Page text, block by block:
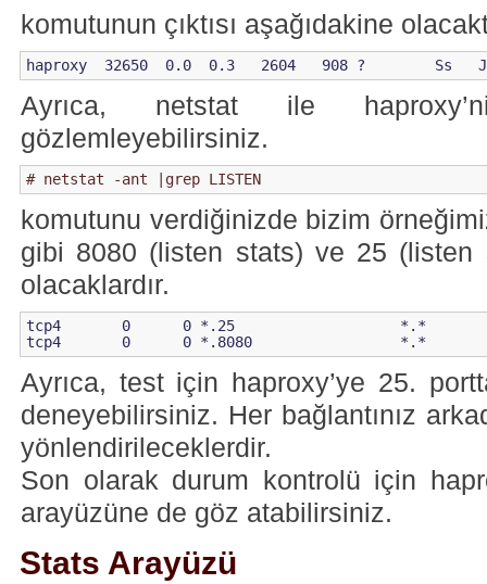
komutunun çıktısı aşağıdakine
haproxy  32650  0.0  0.3   2604   908 ?        Ss
Ayrıca, netstat ile
gözlemleyebilirsiniz.
# netstat -ant |grep LISTEN
komutunu verdiğinizde bizim
gibi 8080 (listen stats) ve 25 (listen
olacaklardır.
tcp4       0      0 *.25                   *.*
tcp4       0      0 *.8080                 *.*
Ayrıca, test için haproxy’ye 25.
deneyebilirsiniz. Her bağlantınız
yönlendirileceklerdir.
Son olarak durum kontrolü için
arayüzüne de göz atabilirsiniz.
Stats Arayüzü